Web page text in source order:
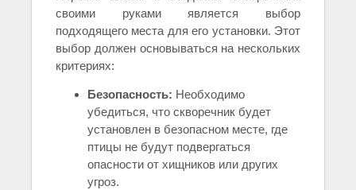
своими руками является выбор
подходящего места для его установки. Этот
выбор должен основываться на нескольких
критериях:
Безопасность: Необходимо
убедиться, что скворечник будет
установлен в безопасном месте, где
птицы не будут подвергаться
опасности от хищников или других
угроз.